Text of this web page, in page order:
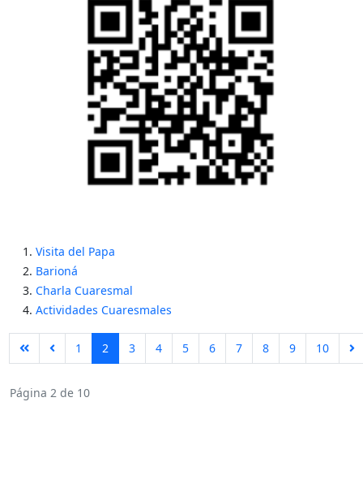
Visita del Papa
Barioná
Charla Cuaresmal
Actividades Cuaresmales
1 2 3 4 5 6 7 8 9 10
Página 2 de 10